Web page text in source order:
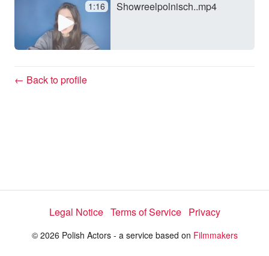
y
e
o
1:16 Showreelpolnisch..mp4
← Back to profile
Legal Notice Terms of Service Privacy
© 2026 Polish Actors - a service based on Filmmakers